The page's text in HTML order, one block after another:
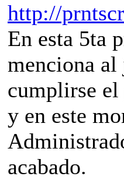
http://
En esta 5ta
menciona al
cumplirse
y en este
acabado.